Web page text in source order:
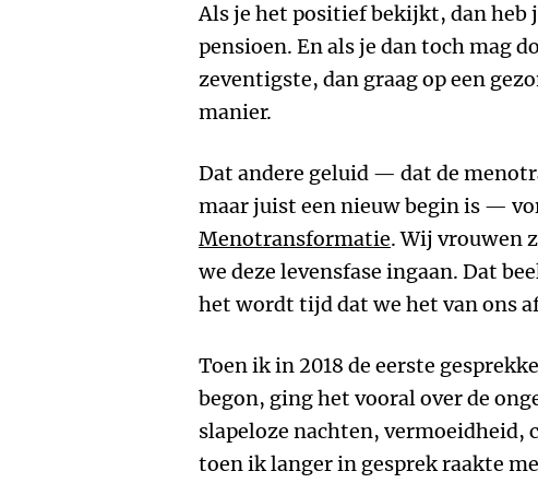
Als je het positief bekijkt, dan heb
pensioen. En als je dan toch mag
zeventigste, dan graag op een
manier.
Dat andere geluid — dat de
maar juist een nieuw begin is —
Menotransformatie. Wij vrouwen
we deze levensfase ingaan. Dat
het wordt tijd dat we het van ons
Toen ik in 2018 de eerste
begon, ging het vooral over de
slapeloze nachten, vermoeidheid,
toen ik langer in gesprek raakte